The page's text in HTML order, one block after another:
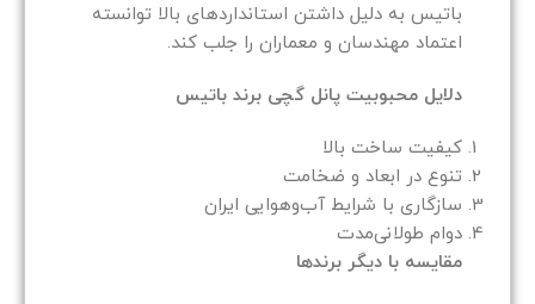
باتیس به دلیل داشتن استانداردهای بالا توانسته
اعتماد مهندسان و معماران را جلب کند.
دلایل محبوبیت پانل گچی برند باتیس
کیفیت ساخت بالا
تنوع در ابعاد و ضخامت
سازگاری با شرایط آب‌وهوایی ایران
دوام طولانی‌مدت
مقایسه با دیگر برندها